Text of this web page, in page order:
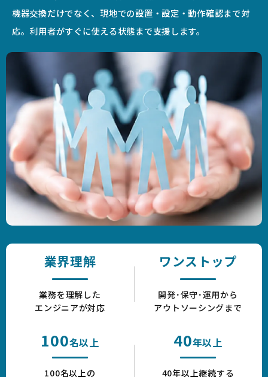
機器交換だけでなく、現地での設置・設定・動作確認まで対
応。利用者がすぐに使える状態まで支援します。
業界理解
業務を理解した
エンジニアが対応
ワンストップ
開発･保守･運用から
アウトソーシングまで
100名以上
100名以上の
40年以上
40年以上継続する